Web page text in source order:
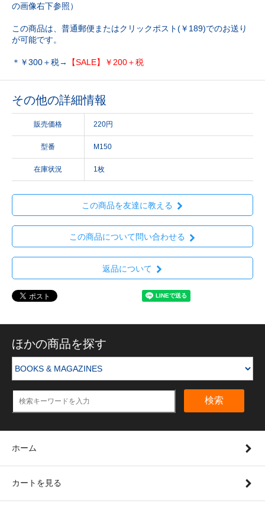
の画像右下参照）
この商品は、普通郵便またはクリックポスト(￥189)でのお送り
が可能です。
＊￥300＋税→ 【SALE】￥200＋税
その他の詳細情報
販売価格 220円
型番 M150
在庫状況 1枚
この商品を友達に教える
この商品について問い合わせる
返品について
ほかの商品を探す
検索
ホーム
カートを見る